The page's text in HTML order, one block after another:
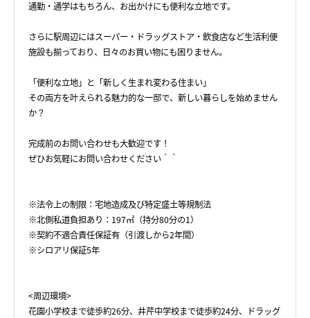
通勤・通学はもちろん、お出かけにも便利な立地です。
さらに駅周辺にはスーパー・ドラッグストア・飲食店など生活利便
施設も揃っており、日々のお買い物にも困りません。
「便利な立地」と「新しく生まれ変わる住まい」
その両方を叶えられる魅力的な一邸で、新しい暮らしを始めません
か？
完成前のお問い合わせも大歓迎です！
ぜひお気軽にお問い合わせください＾＾
※法令上の制限：宅地造成及び特定盛土等規制法
※北側私道負担あり：197㎡（持分80分の1）
※契約不適合責任保証有（引渡しから2年間）
※シロアリ保証5年
<周辺環境>
花園小学校まで徒歩約26分、井芹中学校まで徒歩約24分、ドラッグ